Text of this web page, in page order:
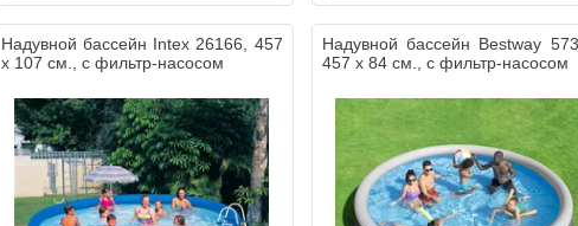
Надувной бассейн Intex 26166, 457
х 107 см., с фильтр-насосом
Надувной бассейн Bestway
457 х 84 см., с фильтр-насосом